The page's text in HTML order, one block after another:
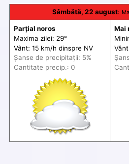
Sâmbătă, 22 august:
Parțial noros
Maxima zilei: 29°
Vânt: 15 km/h dinspre NV
Șanse de precipitații: 5%
Cantitate precip.: 0
Mai